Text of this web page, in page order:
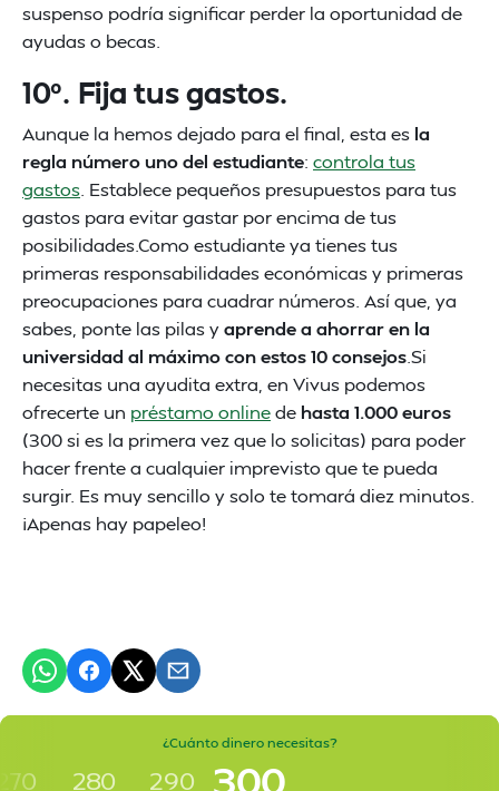
suspenso podría significar perder la oportunidad de
ayudas o becas.
10º. Fija tus gastos.
Aunque la hemos dejado para el final, esta es la
regla número uno del estudiante: controla tus
gastos . Establece pequeños presupuestos para tus
gastos para evitar gastar por encima de tus
posibilidades.Como estudiante ya tienes tus
primeras responsabilidades económicas y primeras
preocupaciones para cuadrar números. Así que, ya
sabes, ponte las pilas yaprende a ahorrar en la
universidad al máximo con estos 10 consejos.Si
necesitas una ayudita extra, en Vivus podemos
ofrecerte un préstamo onlinede hasta 1.000 euros
(300 si es la primera vez que lo solicitas) para poder
hacer frente a cualquier imprevisto que te pueda
surgir. Es muy sencillo y solo te tomará diez minutos.
¡Apenas hay papeleo!
¿Cuánto dinero necesitas?
280 290 300